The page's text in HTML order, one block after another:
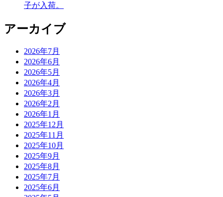
子が入荷。
アーカイブ
2026年7月
2026年6月
2026年5月
2026年4月
2026年3月
2026年2月
2026年1月
2025年12月
2025年11月
2025年10月
2025年9月
2025年8月
2025年7月
2025年6月